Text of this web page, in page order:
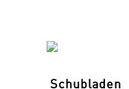
Schubladen